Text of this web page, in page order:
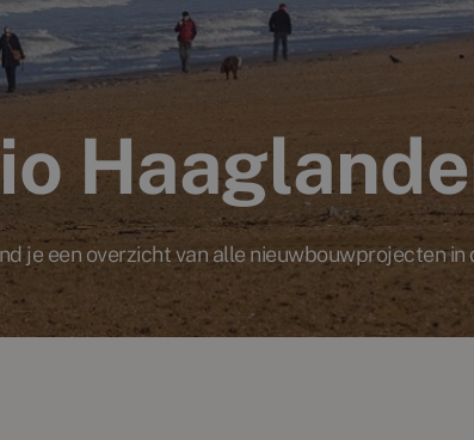
je een overzicht van alle nieuwbouwprojecten in